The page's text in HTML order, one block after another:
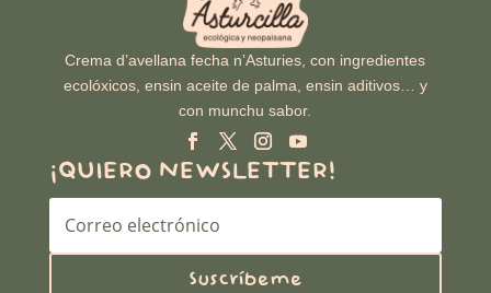
Crema d’avellana fecha n’Asturies, con ingredientes
ecolóxicos, ensin aceite de palma, ensin aditivos… y
con munchu sabor.
¡QUIERO NEWSLETTER!
Suscríbeme